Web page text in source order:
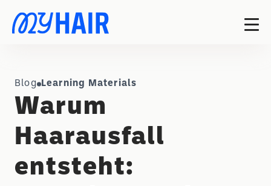
Blog Learning Materials
Warum
Haarausfall
entsteht: